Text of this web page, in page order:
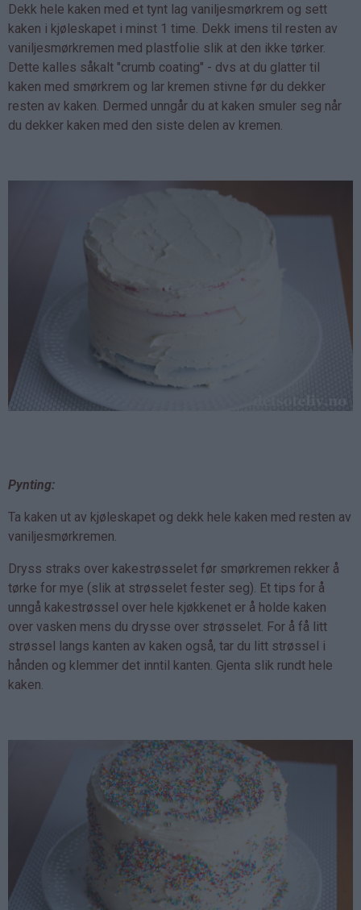
Dekk hele kaken med et tynt lag vaniljesmørkrem og sett
kaken i kjøleskapet i minst 1 time. Dekk imens til resten av
vaniljesmørkremen med plastfolie slik at den ikke tørker.
Dette kalles såkalt "crumb coating" - dvs at du glatter til
kaken med smørkrem og lar kremen stivne før du dekker
resten av kaken. Dermed unngår du at kaken smuler seg når
du dekker kaken med den siste delen av kremen.
Pynting:
Ta kaken ut av kjøleskapet og dekk hele kaken med resten av
vaniljesmørkremen.
Dryss straks over kakestrøsselet før smørkremen rekker å
tørke for mye (slik at strøsselet fester seg). Et tips for å
unngå kakestrøssel over hele kjøkkenet er å holde kaken
over vasken mens du drysse over strøsselet. For å få litt
strøssel langs kanten av kaken også, tar du litt strøssel i
hånden og klemmer det inntil kanten. Gjenta slik rundt hele
kaken.